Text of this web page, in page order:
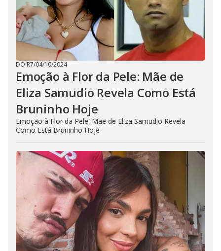
DO R7/04/10/2024
Emoção à Flor da Pele: Mãe de
Eliza Samudio Revela Como Está
Bruninho Hoje
Emoção à Flor da Pele: Mãe de Eliza Samudio Revela
Como Está Bruninho Hoje